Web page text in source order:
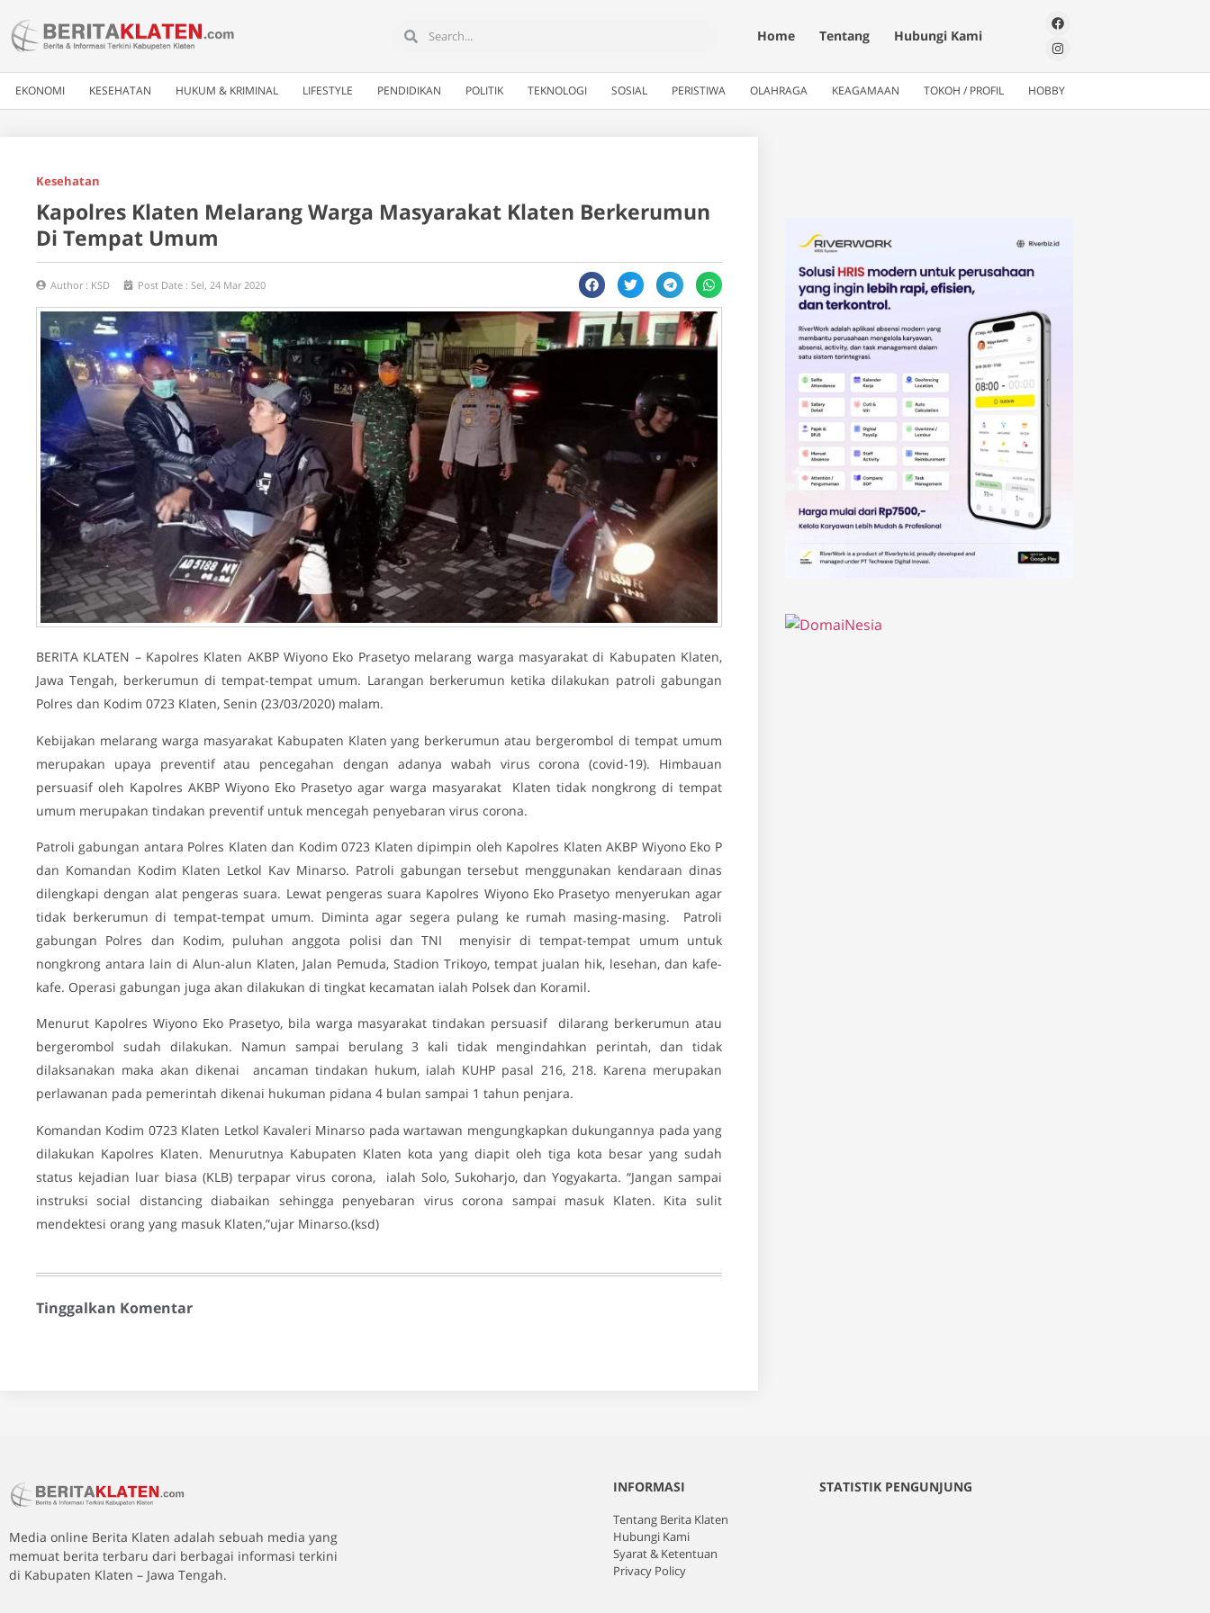
Home Tentang Hubungi Kami
EKONOMI KESEHATAN HUKUM & KRIMINAL LIFESTYLE PENDIDIKAN POLITIK TEKNOLOGI SOSIAL PERISTIWA OLAHRAGA KEAGAMAAN TOKOH / PROFIL HOBBY
Kesehatan
Kapolres Klaten Melarang Warga Masyarakat Klaten Berkerumun
Di Tempat Umum
Author : KSD Post Date : Sel, 24 Mar 2020
BERITA KLATEN – Kapolres Klaten AKBP Wiyono Eko Prasetyo melarang warga masyarakat di Kabupaten Klaten,
Jawa Tengah, berkerumun di tempat-tempat umum. Larangan berkerumun ketika dilakukan patroli gabungan
Polres dan Kodim 0723 Klaten, Senin (23/03/2020) malam.
Kebijakan melarang warga masyarakat Kabupaten Klaten yang berkerumun atau bergerombol di tempat umum
merupakan upaya preventif atau pencegahan dengan adanya wabah virus corona (covid-19). Himbauan
persuasif oleh Kapolres AKBP Wiyono Eko Prasetyo agar warga masyarakat Klaten tidak nongkrong di tempat
umum merupakan tindakan preventif untuk mencegah penyebaran virus corona.
Patroli gabungan antara Polres Klaten dan Kodim 0723 Klaten dipimpin oleh Kapolres Klaten AKBP Wiyono Eko P
dan Komandan Kodim Klaten Letkol Kav Minarso. Patroli gabungan tersebut menggunakan kendaraan dinas
dilengkapi dengan alat pengeras suara. Lewat pengeras suara Kapolres Wiyono Eko Prasetyo menyerukan agar
tidak berkerumun di tempat-tempat umum. Diminta agar segera pulang ke rumah masing-masing. Patroli
gabungan Polres dan Kodim, puluhan anggota polisi dan TNI menyisir di tempat-tempat umum untuk
nongkrong antara lain di Alun-alun Klaten, Jalan Pemuda, Stadion Trikoyo, tempat jualan hik, lesehan, dan kafe-
kafe. Operasi gabungan juga akan dilakukan di tingkat kecamatan ialah Polsek dan Koramil.
Menurut Kapolres Wiyono Eko Prasetyo, bila warga masyarakat tindakan persuasif dilarang berkerumun atau
bergerombol sudah dilakukan. Namun sampai berulang 3 kali tidak mengindahkan perintah, dan tidak
dilaksanakan maka akan dikenai ancaman tindakan hukum, ialah KUHP pasal 216, 218. Karena merupakan
perlawanan pada pemerintah dikenai hukuman pidana 4 bulan sampai 1 tahun penjara.
Komandan Kodim 0723 Klaten Letkol Kavaleri Minarso pada wartawan mengungkapkan dukungannya pada yang
dilakukan Kapolres Klaten. Menurutnya Kabupaten Klaten kota yang diapit oleh tiga kota besar yang sudah
status kejadian luar biasa (KLB) terpapar virus corona, ialah Solo, Sukoharjo, dan Yogyakarta. “Jangan sampai
instruksi social distancing diabaikan sehingga penyebaran virus corona sampai masuk Klaten. Kita sulit
mendektesi orang yang masuk Klaten,”ujar Minarso.(ksd)
Tinggalkan Komentar
Media online Berita Klaten adalah sebuah media yang
memuat berita terbaru dari berbagai informasi terkini
di Kabupaten Klaten – Jawa Tengah.
INFORMASI
Tentang Berita Klaten
Hubungi Kami
Syarat & Ketentuan
Privacy Policy
STATISTIK PENGUNJUNG